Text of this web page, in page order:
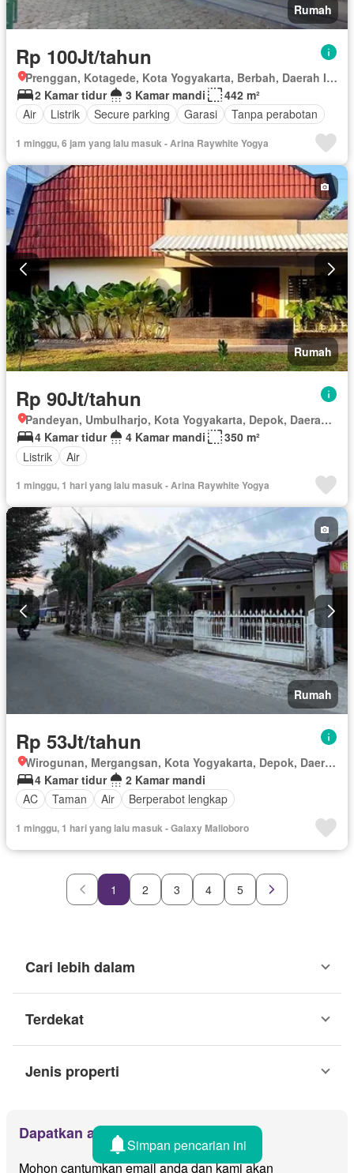
Rumah
Rp 100Jt/tahun
Prenggan, Kotagede, Kota Yogyakarta, Berbah, Daerah Istimewa Yogyakarta
2 Kamar tidur
3 Kamar mandi
442 m²
Air
Listrik Secure parking Garasi Tanpa perabotan
1 minggu, 6 jam yang lalu masuk - Arina Raywhite Yogya
Rumah
Rp 90Jt/tahun
Pandeyan, Umbulharjo, Kota Yogyakarta, Depok, Daerah Istimewa Yogyakarta
4 Kamar tidur
4 Kamar mandi
350 m²
Listrik
Air
1 minggu, 1 hari yang lalu masuk - Arina Raywhite Yogya
Rumah
Rp 53Jt/tahun
Wirogunan, Mergangsan, Kota Yogyakarta, Depok, Daerah Istimewa Yogyakarta
4 Kamar tidur
2 Kamar mandi
AC
Taman Air Berperabot lengkap
1 minggu, 1 hari yang lalu masuk - Galaxy Malioboro
1 2 3 4 5
Cari lebih dalam
Terdekat
Jenis properti
Dapatkan alert email
Mohon cantumkan email anda dan kami akan
Simpan pencarian ini